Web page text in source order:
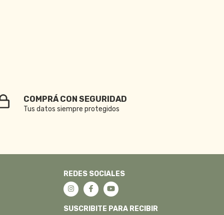
COMPRÁ CON SEGURIDAD
Tus datos siempre protegidos
REDES SOCIALES
SUSCRIBITE PARA RECIBIR